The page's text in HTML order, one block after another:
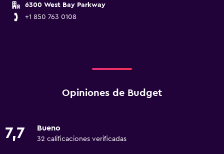
6300 West Bay Parkway
+1 850 763 0108
Opiniones de Budget
7,7 Bueno
32 calificaciones verificadas